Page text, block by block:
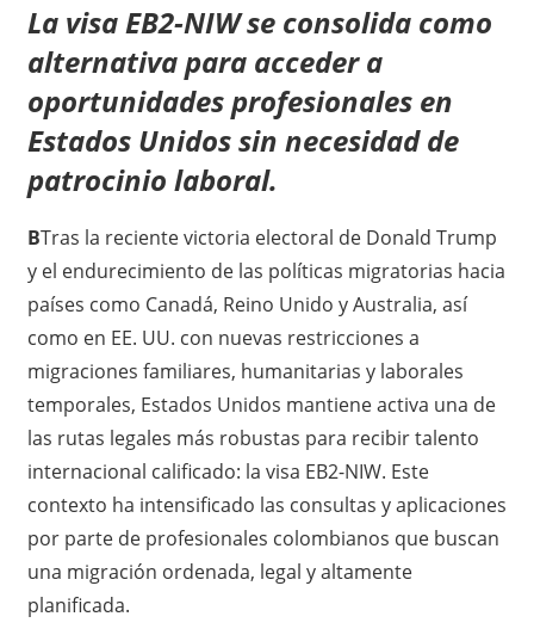
La visa EB2-NIW se consolida como
alternativa para acceder a
oportunidades profesionales en
Estados Unidos sin necesidad de
patrocinio laboral.
BTras la reciente victoria electoral de Donald Trump
y el endurecimiento de las políticas migratorias hacia
países como Canadá, Reino Unido y Australia, así
como en EE. UU. con nuevas restricciones a
migraciones familiares, humanitarias y laborales
temporales, Estados Unidos mantiene activa una de
las rutas legales más robustas para recibir talento
internacional calificado: la visa EB2-NIW. Este
contexto ha intensificado las consultas y aplicaciones
por parte de profesionales colombianos que buscan
una migración ordenada, legal y altamente
planificada.